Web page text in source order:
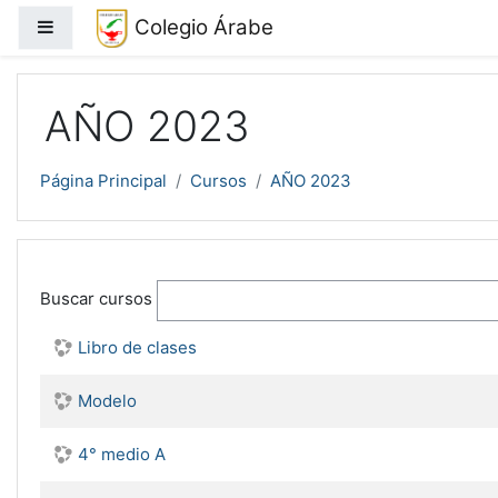
Salta al contenido principal
Panel lateralColegio Árabe
AÑO 2023
Página Principal Cursos AÑO 2023
Buscar cursos
Libro de clases
Modelo
4° medio A